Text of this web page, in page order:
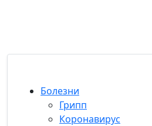
Болезни
Грипп
Коронавирус